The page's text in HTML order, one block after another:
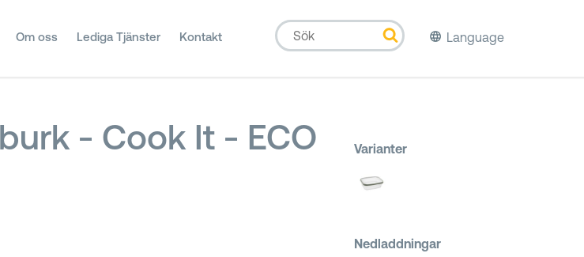
Om oss Lediga Tjänster Kontakt Language
- Cook It - ECO
Varianter
Nedladdningar